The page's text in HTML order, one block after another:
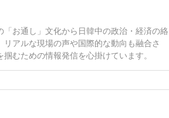
お通し」文化から日韓中の政治・経済の絡
アルな現場の声や国際的な動向も融合さ
むための情報発信を心掛けています。